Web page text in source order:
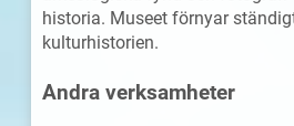
historia. Museet förnyar
kulturhistorien.
Andra verksamheter